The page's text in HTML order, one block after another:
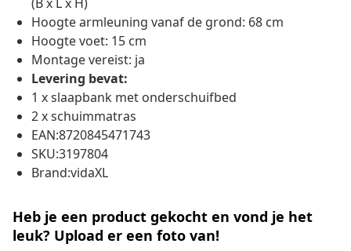
Hoogte armleuning vanaf de grond: 68 cm
Hoogte voet: 15 cm
Montage vereist: ja
Levering bevat:
1 x slaapbank met onderschuifbed
2 x schuimmatras
EAN:8720845471743
SKU:3197804
Brand:vidaXL
Heb je een product gekocht en vond je het
leuk? Upload er een foto van!